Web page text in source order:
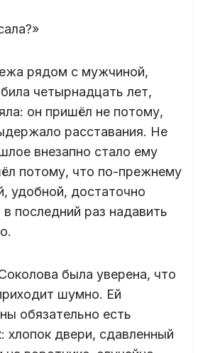
рядом с мужчиной,
четырнадцать лет,
он пришёл не потому,
расставания. Не
внезапно стало ему
потому, что по-прежнему
удобной, достаточно
последний раз надавить
была уверена, что
шумно. Ей
обязательно есть
хлопок двери, сдавленный